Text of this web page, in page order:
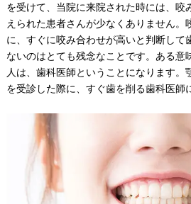
を受けて、当院に来院された時には、咬
えられた患者さんが少なくありません。
に、すぐに咬み合わせが高いと判断して
ないのはとても残念なことです。ある意
人は、歯科医師ということになります。
を受診した際に、すぐ歯を削る歯科医師